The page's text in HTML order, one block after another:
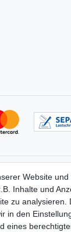
Website
Inhalte und
zu
in den
eines